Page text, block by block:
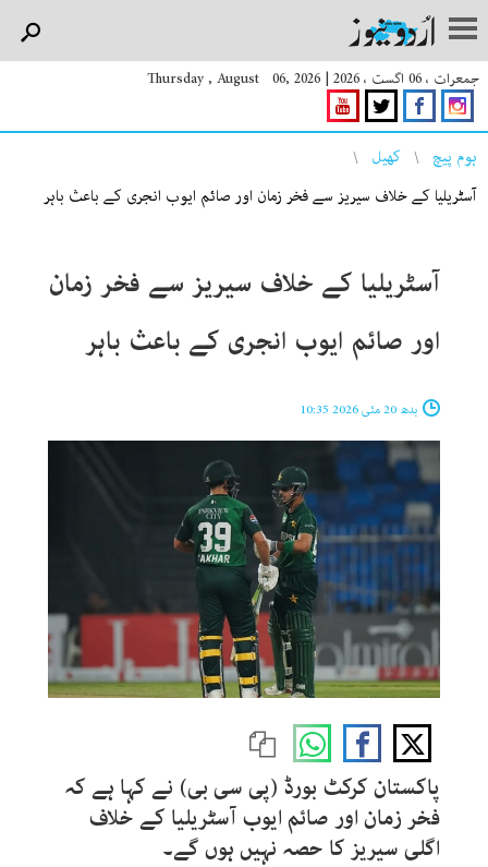
جمعرات ، 06 اگست ، 2026 |
Thursday , August 06, 2026
You are here
ہوم پیچ
کھیل
آسٹریلیا کے خلاف سیریز سے فخر زمان اور صائم ایوب انجری کے باعث باہر
آسٹریلیا کے خلاف سیریز سے فخر زمان
اور صائم ایوب انجری کے باعث باہر
بدھ 20 مئی 2026 10:35
پاکستان کرکٹ بورڈ (پی سی بی) نے کہا ہے کہ
فخر زمان اور صائم ایوب آسٹریلیا کے خلاف
اگلی سیریز کا حصہ نہیں ہوں گے۔